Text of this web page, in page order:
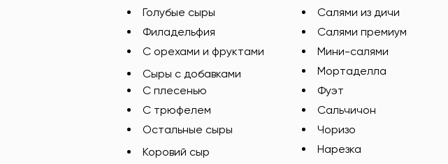
Голубые сыры
Филадельфия
С орехами и фруктами
Сыры с добавками
C плесенью
С трюфелем
Остальные сыры
Коровий сыр
Салями из дичи
Салями премиум
Мини-салями
Мортаделла
Фуэт
Сальчичон
Чоризо
Нарезка